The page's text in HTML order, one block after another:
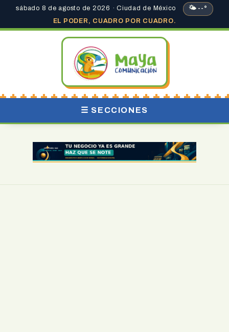
sábado 8 de agosto de 2026 · Ciudad de México
🌤 --°
EL PODER, CUADRO POR CUADRO.
☰ SECCIONES